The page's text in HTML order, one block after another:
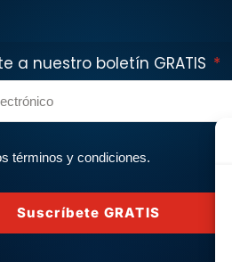
a nuestro boletín GRATIS
términos y condiciones.
Suscríbete GRATIS